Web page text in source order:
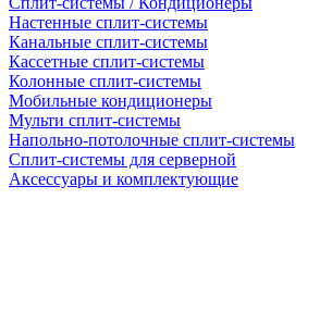
Настенные сплит-системы
Канальные сплит-системы
Кассетные сплит-системы
Колонные сплит-системы
Мобильные кондиционеры
Мульти сплит-системы
Напольно-потолочные сплит-системы
Сплит-системы для серверной
Аксессуары и комплектующие